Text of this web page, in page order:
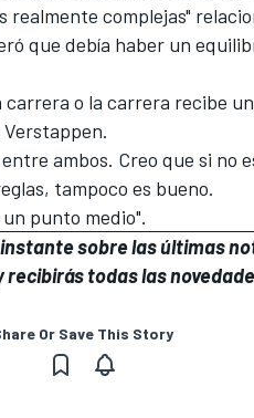
complejas"
que debía haber un
o la carrera recibe
ambos. Creo que si no
tampoco es bueno.
punto medio".
sobre las últimas
recibirás todas las
Or Save This Story